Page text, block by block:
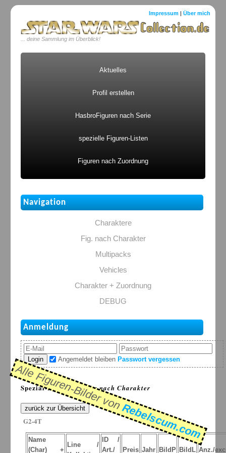
Impressum |Über mich
... deine Sammlung im Überblick!
Aktuelles
Profil erstellen
HasbroFiguren nach Serie
spezielle Figuren-Listen
Figuren nach Zuordnung
Navigation
Charaktere
Fig. nach Charakter
Multipacks
Vehicles
Charakter + Zuordnung
DEBUG
Anmeldung
Login Angemeldet bleiben Passwort vergessen
Spezial-Listen: >Figur nach Charakter
Alle Figuren-Bilder von
Rebelscum.com
zurück zur Übersicht
G2-4T
Name
(Char) +
Line /
ID /
Art./
Preis Jahr BildP BildL Anz./